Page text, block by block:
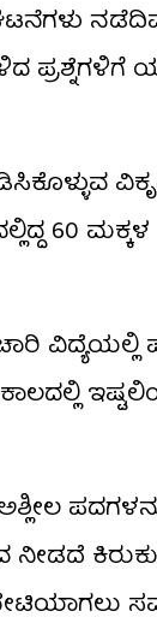
ಪ್ರಶ್ನೆಗಳಿಗೆ
ವಿಕೃತಿ
60
ವಿದ್ಯೆಯಲ್ಲಿ
ಕಿರುಕುಳ